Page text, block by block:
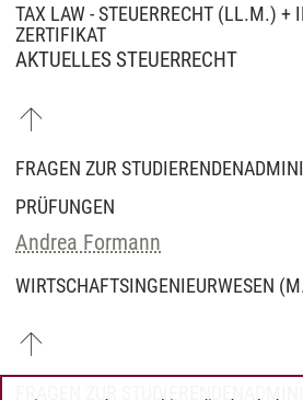
TAX LAW - STEUERRECHT (LL.M.) +
ZERTIFIKAT
AKTUELLES STEUERRECHT
FRAGEN ZUR
PRÜFUNGEN
Andrea Formann
WIRTSCHAFTSINGENIEURWESEN